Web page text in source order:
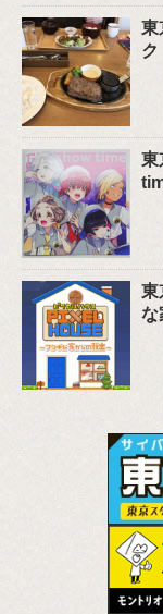
東
ク
東
東
な